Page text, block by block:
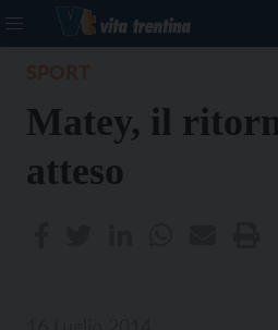
Matey, il
atteso